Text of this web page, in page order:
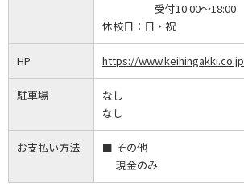
受付10:00～18:00
休校日： 日・祝
HP https://www.keihingakki.co.jp
駐車場
なし
なし
お支払い方法
その他
現金のみ